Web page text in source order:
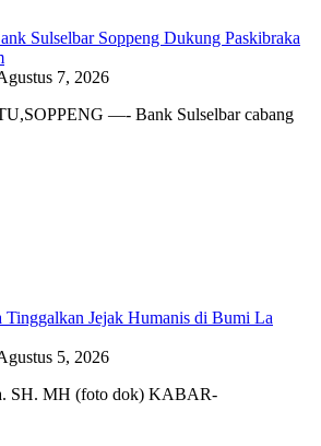
Sulselbar Soppeng Dukung Paskibraka
7, 2026
—- Bank Sulselbar cabang
Jejak Humanis di Bumi La
5, 2026
SH. MH (foto dok) KABAR-